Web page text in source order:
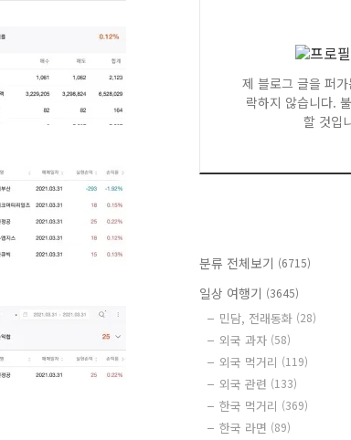
제 블로그 글을 퍼
락하지 않습니다.
할 것입
분류 전체보기 (6715)
일상 여행기 (3645)
민담, 전래동화 (28)
외국 과자 (58)
외국 먹거리 (119)
외국 관련 (133)
한국 먹거리 (369)
한국 라면 (89)